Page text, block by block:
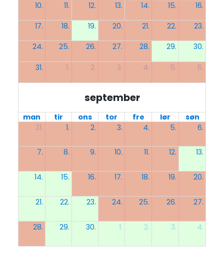
10. 11. 12. 13. 14. 15. 16.
17. 18. 19. 20. 21. 22. 23.
24. 25. 26. 27. 28. 29. 30.
31. 1. 2. 3. 4. 5. 6.
september
man tir ons tor fre lør
søn
31.
1. 2. 3. 4. 5. 6.
7. 8. 9. 10. 11. 12. 13.
14. 15. 16. 17. 18. 19. 20.
21. 22. 23. 24. 25. 26. 27.
28. 29. 30. 1. 2. 3. 4.